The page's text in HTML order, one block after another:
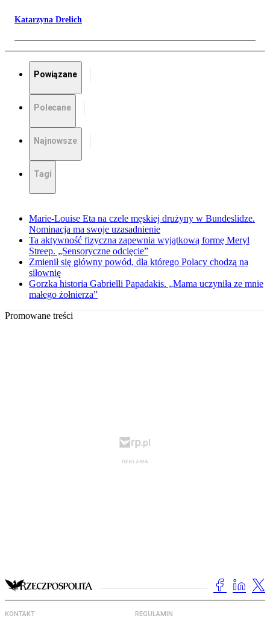
Katarzyna Drelich
Powiązane
Polecane
Najnowsze
Tagi
Marie-Louise Eta na czele męskiej drużyny w Bundeslidze.
Nominacja ma swoje uzasadnienie
Ta aktywność fizyczna zapewnia wyjątkową formę Meryl
Streep. „Sensoryczne odcięcie”
Zmienił się główny powód, dla którego Polacy chodzą na
siłownię
Gorzka historia Gabrielli Papadakis. „Mama uczyniła ze mnie
małego żołnierza”
Promowane treści
KONTAKT REGULAMIN